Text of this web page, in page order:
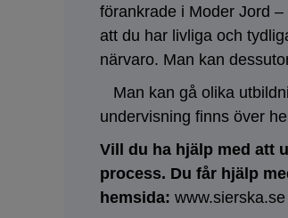
förankrade i Moder Jord
att du har livliga och
närvaro. Man kan
Man kan gå olika
undervisning finns över
Vill du ha hjälp med att
process. Du får hjälp
hemsida: www.sierska.se